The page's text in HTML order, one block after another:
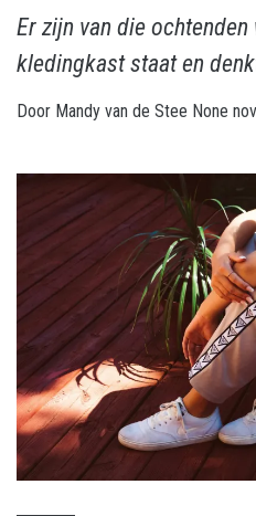
Er zijn van die
kledingkast staat en
Door Mandy van de Stee None